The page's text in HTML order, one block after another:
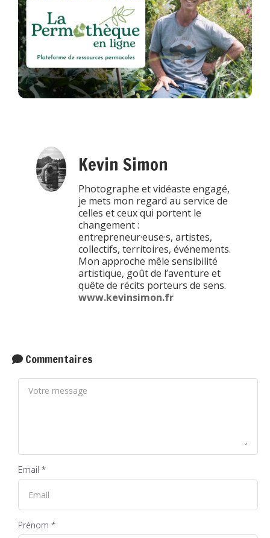
Kevin Simon
Photographe et vidéaste engagé,
je mets mon regard au service de
celles et ceux qui portent le
changement :
entrepreneur·euse·s, artistes,
collectifs, territoires, événements.
Mon approche mêle sensibilité
artistique, goût de l’aventure et
quête de récits porteurs de sens.
www.kevinsimon.fr
Commentaires
Email *
Prénom *